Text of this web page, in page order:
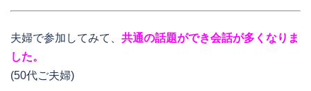
夫婦で参加してみて、 共通の話題ができ会話が多くなりま
した。
(50代ご夫婦)